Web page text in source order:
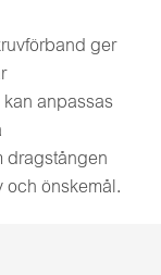
ger
anpassas
dragstången
och önskemål.